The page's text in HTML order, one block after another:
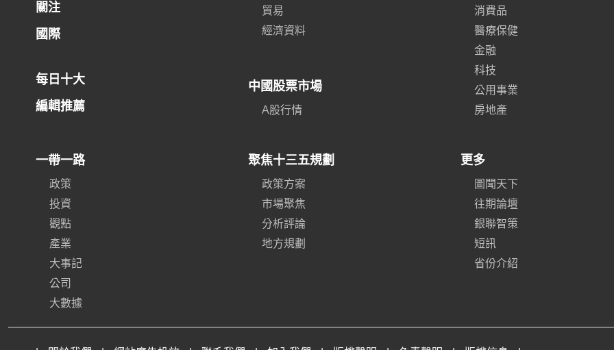
關注
國際
每日十大
編輯推薦
貿易
經濟資料
中國股票市場
A股行情
消費品
醫療保健
金融
科技
公用事業
房地產
一帶一路
政策
投資
觀點
產業
大事記
公司
大數據
聚焦十三五規劃
政策方案
市場聚焦
分析評論
地方規劃
更多
圖聞天下
往期論壇
銀聯智策
短訊
省份介紹